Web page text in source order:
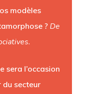
modèles
? De
sera l’occasion
du secteur